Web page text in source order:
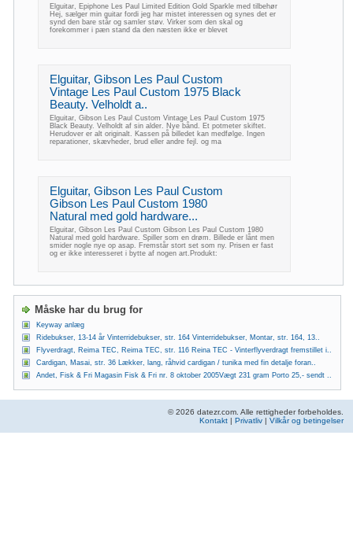
Elguitar, Epiphone Les Paul Limited Edition Gold Sparkle med tilbehør
Hej, sælger min guitar fordi jeg har mistet interessen og synes det er
synd den bare står og samler støv. Virker som den skal og
forekommer i pæn stand da den næsten ikke er blevet
Elguitar, Gibson Les Paul Custom
Vintage Les Paul Custom 1975 Black
Beauty. Velholdt a..
Elguitar, Gibson Les Paul Custom Vintage Les Paul Custom 1975
Black Beauty. Velholdt af sin alder. Nye bånd. Et potmeter skiftet.
Herudover er alt originalt. Kassen på billedet kan medfølge. Ingen
reparationer, skævheder, brud eller andre fejl. og ma
Elguitar, Gibson Les Paul Custom
Gibson Les Paul Custom 1980
Natural med gold hardware...
Elguitar, Gibson Les Paul Custom Gibson Les Paul Custom 1980
Natural med gold hardware. Spiller som en drøm. Billede er lånt men
smider nogle nye op asap. Fremstår stort set som ny. Prisen er fast
og er ikke interesseret i bytte af nogen art.Produkt:
Måske har du brug for
Keyway anlæg
Ridebukser, 13-14 år Vinterridebukser, str. 164 Vinterridebukser, Montar, str. 164, 13..
Flyverdragt, Reima TEC, Reima TEC, str. 116 Reina TEC - Vinterflyverdragt fremstillet i..
Cardigan, Masai, str. 36 Lækker, lang, råhvid cardigan / tunika med fin detalje foran..
Andet, Fisk & Fri Magasin Fisk & Fri nr. 8 oktober 2005Vægt 231 gram Porto 25,- sendt ..
© 2026 datezr.com. Alle rettigheder forbeholdes.
Kontakt | Privatliv | Vilkår og betingelser